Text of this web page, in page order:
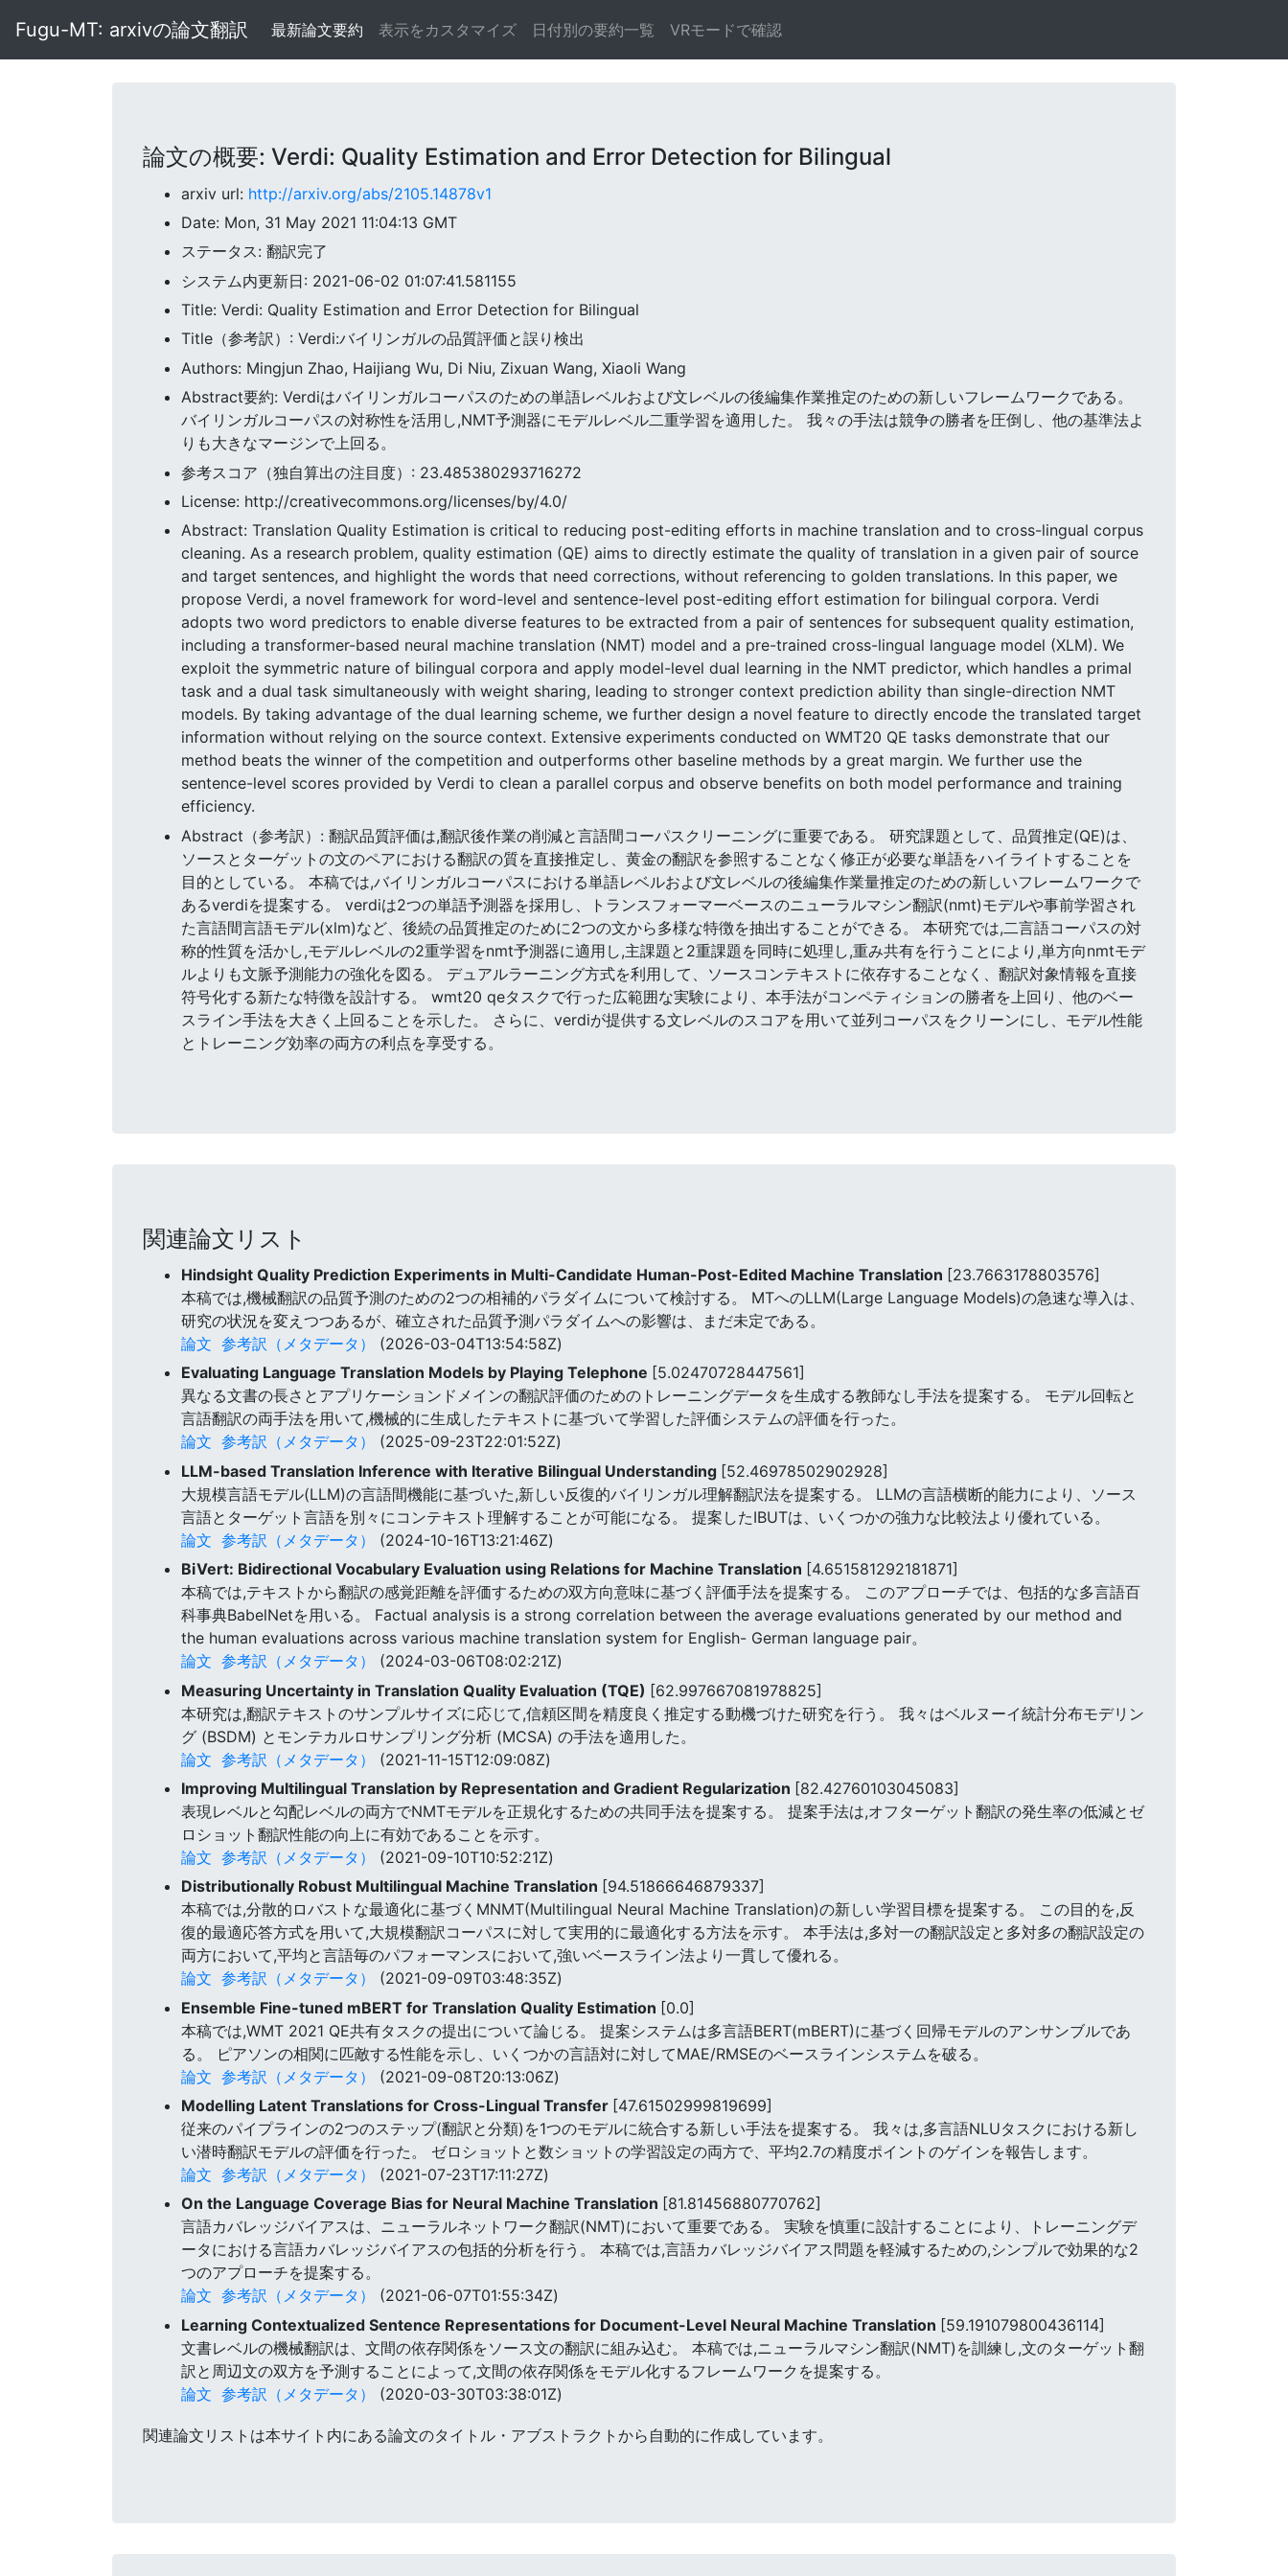
Fugu-MT: arxivの論文翻訳 最新論文要約 表示をカスタマイズ 日付別の要約一覧 VRモードで確認
論文の概要: Verdi: Quality Estimation and Error Detection for Bilingual
arxiv url: http://arxiv.org/abs/2105.14878v1
Date: Mon, 31 May 2021 11:04:13 GMT
ステータス: 翻訳完了
システム内更新日: 2021-06-02 01:07:41.581155
Title: Verdi: Quality Estimation and Error Detection for Bilingual
Title（参考訳）: Verdi:バイリンガルの品質評価と誤り検出
Authors: Mingjun Zhao, Haijiang Wu, Di Niu, Zixuan Wang, Xiaoli Wang
Abstract要約: Verdiはバイリンガルコーパスのための単語レベルおよび文レベルの後編集作業推定のための新しいフレームワークである。
バイリンガルコーパスの対称性を活用し,NMT予測器にモデルレベル二重学習を適用した。 我々の手法は競争の勝者を圧倒し、他の基準法よ
りも大きなマージンで上回る。
参考スコア（独自算出の注目度）: 23.485380293716272
License: http://creativecommons.org/licenses/by/4.0/
Abstract: Translation Quality Estimation is critical to reducing post-editing efforts in machine translation and to cross-lingual corpus
cleaning. As a research problem, quality estimation (QE) aims to directly estimate the quality of translation in a given pair of source
and target sentences, and highlight the words that need corrections, without referencing to golden translations. In this paper, we
propose Verdi, a novel framework for word-level and sentence-level post-editing effort estimation for bilingual corpora. Verdi
adopts two word predictors to enable diverse features to be extracted from a pair of sentences for subsequent quality estimation,
including a transformer-based neural machine translation (NMT) model and a pre-trained cross-lingual language model (XLM). We
exploit the symmetric nature of bilingual corpora and apply model-level dual learning in the NMT predictor, which handles a primal
task and a dual task simultaneously with weight sharing, leading to stronger context prediction ability than single-direction NMT
models. By taking advantage of the dual learning scheme, we further design a novel feature to directly encode the translated target
information without relying on the source context. Extensive experiments conducted on WMT20 QE tasks demonstrate that our
method beats the winner of the competition and outperforms other baseline methods by a great margin. We further use the
sentence-level scores provided by Verdi to clean a parallel corpus and observe benefits on both model performance and training
efficiency.
Abstract（参考訳）: 翻訳品質評価は,翻訳後作業の削減と言語間コーパスクリーニングに重要である。 研究課題として、品質推定(QE)は、
ソースとターゲットの文のペアにおける翻訳の質を直接推定し、黄金の翻訳を参照することなく修正が必要な単語をハイライトすることを
目的としている。 本稿では,バイリンガルコーパスにおける単語レベルおよび文レベルの後編集作業量推定のための新しいフレームワークで
あるverdiを提案する。 verdiは2つの単語予測器を採用し、トランスフォーマーベースのニューラルマシン翻訳(nmt)モデルや事前学習され
た言語間言語モデル(xlm)など、後続の品質推定のために2つの文から多様な特徴を抽出することができる。 本研究では,二言語コーパスの対
称的性質を活かし,モデルレベルの2重学習をnmt予測器に適用し,主課題と2重課題を同時に処理し,重み共有を行うことにより,単方向nmtモデ
ルよりも文脈予測能力の強化を図る。 デュアルラーニング方式を利用して、ソースコンテキストに依存することなく、翻訳対象情報を直接
符号化する新たな特徴を設計する。 wmt20 qeタスクで行った広範囲な実験により、本手法がコンペティションの勝者を上回り、他のベー
スライン手法を大きく上回ることを示した。 さらに、verdiが提供する文レベルのスコアを用いて並列コーパスをクリーンにし、モデル性能
とトレーニング効率の両方の利点を享受する。
関連論文リスト
Hindsight Quality Prediction Experiments in Multi-Candidate Human-Post-Edited Machine Translation [23.7663178803576]
本稿では,機械翻訳の品質予測のための2つの相補的パラダイムについて検討する。 MTへのLLM(Large Language Models)の急速な導入は、
研究の状況を変えつつあるが、確立された品質予測パラダイムへの影響は、まだ未定である。
論文 参考訳（メタデータ）
(2026-03-04T13:54:58Z)
Evaluating Language Translation Models by Playing Telephone [5.02470728447561]
異なる文書の長さとアプリケーションドメインの翻訳評価のためのトレーニングデータを生成する教師なし手法を提案する。 モデル回転と
言語翻訳の両手法を用いて,機械的に生成したテキストに基づいて学習した評価システムの評価を行った。
論文 参考訳（メタデータ）
(2025-09-23T22:01:52Z)
LLM-based Translation Inference with Iterative Bilingual Understanding [52.46978502902928]
大規模言語モデル(LLM)の言語間機能に基づいた,新しい反復的バイリンガル理解翻訳法を提案する。 LLMの言語横断的能力により、ソース
言語とターゲット言語を別々にコンテキスト理解することが可能になる。 提案したIBUTは、いくつかの強力な比較法より優れている。
論文 参考訳（メタデータ）
(2024-10-16T13:21:46Z)
BiVert: Bidirectional Vocabulary Evaluation using Relations for Machine Translation [4.651581292181871]
本稿では,テキストから翻訳の感覚距離を評価するための双方向意味に基づく評価手法を提案する。 このアプローチでは、包括的な多言語百
科事典BabelNetを用いる。 Factual analysis is a strong correlation between the average evaluations generated by our method and
the human evaluations across various machine translation system for English- German language pair。
論文 参考訳（メタデータ）
(2024-03-06T08:02:21Z)
Measuring Uncertainty in Translation Quality Evaluation (TQE) [62.997667081978825]
本研究は,翻訳テキストのサンプルサイズに応じて,信頼区間を精度良く推定する動機づけた研究を行う。 我々はベルヌーイ統計分布モデリン
グ (BSDM) とモンテカルロサンプリング分析 (MCSA) の手法を適用した。
論文 参考訳（メタデータ）
(2021-11-15T12:09:08Z)
Improving Multilingual Translation by Representation and Gradient Regularization [82.42760103045083]
表現レベルと勾配レベルの両方でNMTモデルを正規化するための共同手法を提案する。 提案手法は,オフターゲット翻訳の発生率の低減とゼ
ロショット翻訳性能の向上に有効であることを示す。
論文 参考訳（メタデータ）
(2021-09-10T10:52:21Z)
Distributionally Robust Multilingual Machine Translation [94.51866646879337]
本稿では,分散的ロバストな最適化に基づくMNMT(Multilingual Neural Machine Translation)の新しい学習目標を提案する。 この目的を,反
復的最適応答方式を用いて,大規模翻訳コーパスに対して実用的に最適化する方法を示す。 本手法は,多対一の翻訳設定と多対多の翻訳設定の
両方において,平均と言語毎のパフォーマンスにおいて,強いベースライン法より一貫して優れる。
論文 参考訳（メタデータ）
(2021-09-09T03:48:35Z)
Ensemble Fine-tuned mBERT for Translation Quality Estimation [0.0]
本稿では,WMT 2021 QE共有タスクの提出について論じる。 提案システムは多言語BERT(mBERT)に基づく回帰モデルのアンサンブルであ
る。 ピアソンの相関に匹敵する性能を示し、いくつかの言語対に対してMAE/RMSEのベースラインシステムを破る。
論文 参考訳（メタデータ）
(2021-09-08T20:13:06Z)
Modelling Latent Translations for Cross-Lingual Transfer [47.61502999819699]
従来のパイプラインの2つのステップ(翻訳と分類)を1つのモデルに統合する新しい手法を提案する。 我々は,多言語NLUタスクにおける新し
い潜時翻訳モデルの評価を行った。 ゼロショットと数ショットの学習設定の両方で、平均2.7の精度ポイントのゲインを報告します。
論文 参考訳（メタデータ）
(2021-07-23T17:11:27Z)
On the Language Coverage Bias for Neural Machine Translation [81.81456880770762]
言語カバレッジバイアスは、ニューラルネットワーク翻訳(NMT)において重要である。 実験を慎重に設計することにより、トレーニングデ
ータにおける言語カバレッジバイアスの包括的分析を行う。 本稿では,言語カバレッジバイアス問題を軽減するための,シンプルで効果的な2
つのアプローチを提案する。
論文 参考訳（メタデータ）
(2021-06-07T01:55:34Z)
Learning Contextualized Sentence Representations for Document-Level Neural Machine Translation [59.191079800436114]
文書レベルの機械翻訳は、文間の依存関係をソース文の翻訳に組み込む。 本稿では,ニューラルマシン翻訳(NMT)を訓練し,文のターゲット翻
訳と周辺文の双方を予測することによって,文間の依存関係をモデル化するフレームワークを提案する。
論文 参考訳（メタデータ） (2020-03-30T03:38:01Z)
関連論文リストは本サイト内にある論文のタイトル・アブストラクトから自動的に作成しています。